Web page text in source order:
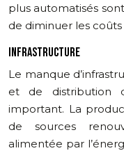
plus automatisés
de diminuer les
INFRASTRUCTURE
Le manque
et de distribution
important. La
de sources
alimentée par